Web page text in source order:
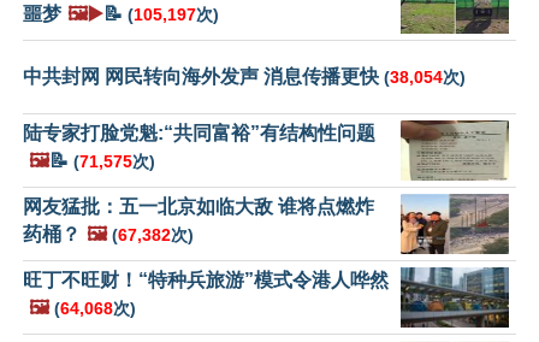
噩梦 🖼️▶️📝 (105,197次)
中共封网 网民转向海外发声 消息传播更快 (38,054次)
陆专家打脸党魁:“共同富裕”有结构性问题
🖼️📝 (71,575次)
网友猛批：五一北京如临大敌 谁将点燃炸
药桶？ 🖼️ (67,382次)
旺丁不旺财！“特种兵旅游”模式令港人哗然
🖼️ (64,068次)